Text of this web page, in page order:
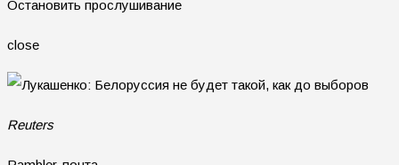
Остановить прослушивание
close
Reuters